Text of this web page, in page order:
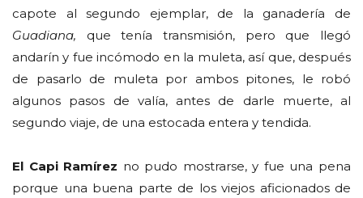
capote al segundo ejemplar, de la ganadería de
Guadiana, que tenía transmisión, pero que llegó
andarín y fue incómodo en la muleta, así que, después
de pasarlo de muleta por ambos pitones, le robó
algunos pasos de valía, antes de darle muerte, al
segundo viaje, de una estocada entera y tendida.
El Capi Ramírez no pudo mostrarse, y fue una pena
porque una buena parte de los viejos aficionados de